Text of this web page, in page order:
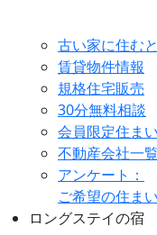
古い家に住む
賃貸物件情報
規格住宅販売
30分無料相談
会員限定住ま
不動産会社一覧
アンケート：
ご希望の住ま
ロングステイの宿